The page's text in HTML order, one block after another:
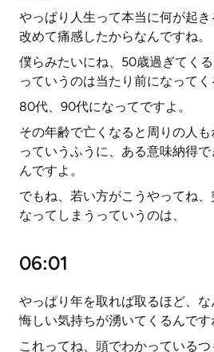
やっぱり人生って本当に何が起
改めて痛感したからなんですね。
僕らみたいにね、50歳過ぎてく
っていうのは当たり前になってく
80代、90代になってですよ。
その年齢で亡くなると周りの人
っていうふうに、ある意味納得
んですよ。
でもね、若い方がこうやってね、
なってしまうっていうのは、
06:01
やっぱり年を取れば取るほど、な
悔しい気持ちが湧いてくるんです
これってね、頭でわかっている